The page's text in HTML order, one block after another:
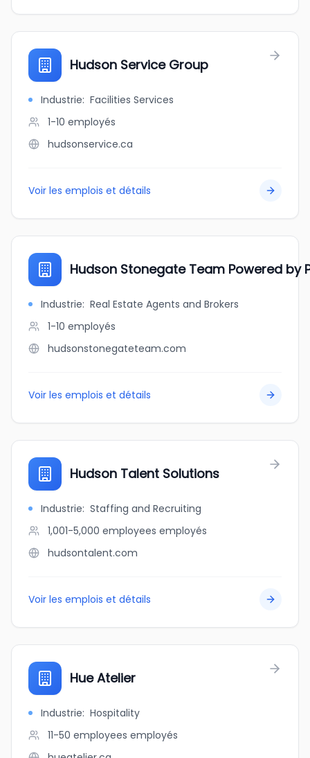
Hudson Service Group
Industrie: Facilities Services
1-10 employés
hudsonservice.ca
Voir les emplois et détails
Hudson Stonegate Team Powered by
Industrie: Real Estate Agents and Brokers
1-10 employés
hudsonstonegateteam.com
Voir les emplois et détails
Hudson Talent Solutions
Industrie: Staffing and Recruiting
1,001-5,000 employees employés
hudsontalent.com
Voir les emplois et détails
Hue Atelier
Industrie: Hospitality
11-50 employees employés